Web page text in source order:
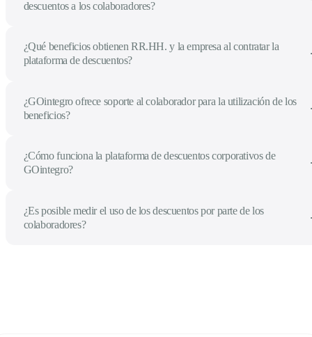
descuentos a los colaboradores?
¿Qué beneficios obtienen RR.HH. y la empresa al contratar la
plataforma de descuentos?
¿GOintegro ofrece soporte al colaborador para la utilización de los
beneficios?
¿Cómo funciona la plataforma de descuentos corporativos de
GOintegro?
¿Es posible medir el uso de los descuentos por parte de los
colaboradores?